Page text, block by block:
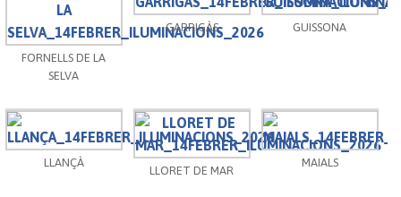
FORNELLS DE LA
SELVA
GARRIGÀS GUISSONA
LLANÇÀ
LLORET DE MAR
MAIALS